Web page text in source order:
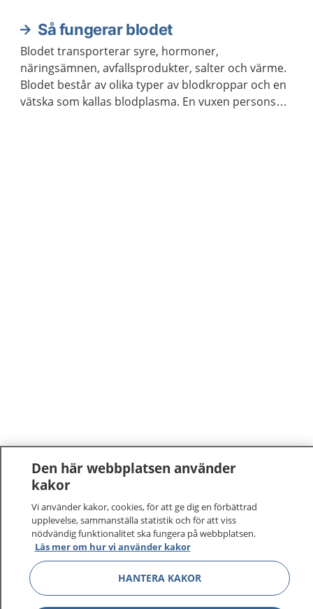
Så fungerar blodet
Blodet transporterar syre, hormoner,
näringsämnen, avfallsprodukter, salter och värme.
Blodet består av olika typer av blodkroppar och en
vätska som kallas blodplasma. En vuxen persons
1177 –tryggt om din hälsa och vård
På 1177.se får du råd om hälsa och information om
sjukdomar och vilka mottagningar du kan kontakta.
Logga in för att läsa din journal och göra dina
vårdärenden. Ring telefonnummer 1177 för
sjukvårdsrådgivning dygnet runt.
Den här webbplatsen använder
kakor
Vi använder kakor, cookies, för att ge dig en förbättrad
upplevelse, sammanställa statistik och för att viss
nödvändig funktionalitet ska fungera på webbplatsen.
Läs mer om hur vi använder kakor
HANTERA KAKOR